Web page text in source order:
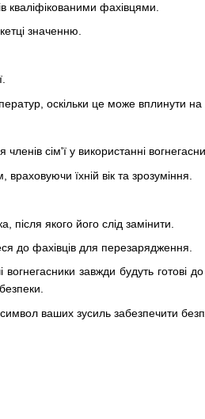
кваліфікованими фахівцями.
значенню.
оскільки це може вплинути на
сім'ї у використанні
їхній вік та зрозуміння.
якого його слід замінити.
до фахівців для перезарядження.
завжди будуть готові
ваших зусиль забезпечити